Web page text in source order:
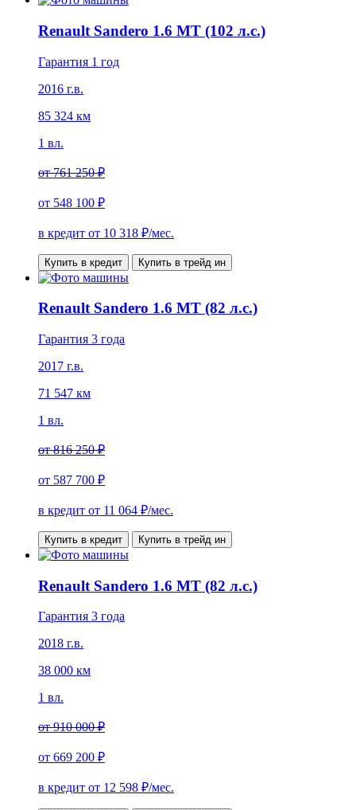
Renault Sandero 1.6 MT (102 л.с.)
Гарантия 1 год
2016 г.в.
85 324 км
1 вл.
от761 250 ₽
от 548 100 ₽
в кредит от 10 318 ₽/мес.
Купить в кредит Купить в трейд ин
Renault Sandero 1.6 MT (82 л.с.)
Гарантия 3 года
2017 г.в.
71 547 км
1 вл.
от816 250 ₽
от 587 700 ₽
в кредит от 11 064 ₽/мес.
Купить в кредит Купить в трейд ин
Renault Sandero 1.6 MT (82 л.с.)
Гарантия 3 года
2018 г.в.
38 000 км
1 вл.
от910 000 ₽
от 669 200 ₽
в кредит от 12 598 ₽/мес.